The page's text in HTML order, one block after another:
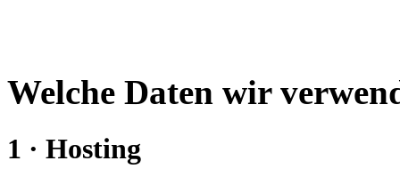
Welche Daten wir
1 · Hosting